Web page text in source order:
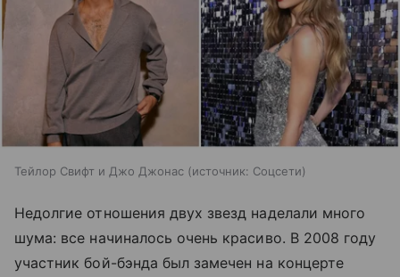
Тейлор Свифт и Джо Джонас источник: Соцсети
Недолгие отношения двух звезд наделали много
шума: все начиналось очень красиво. В 2008 году
участник бой-бэнда был замечен на концерте